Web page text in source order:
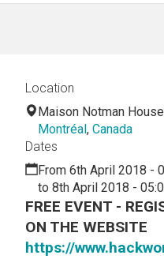
FREE EVENT -
ON THE WEBSITE
https://
Location
Maison Notman House
Montréal, Canada
Dates
From 6th April 2018 -
to 8th April 2018 -